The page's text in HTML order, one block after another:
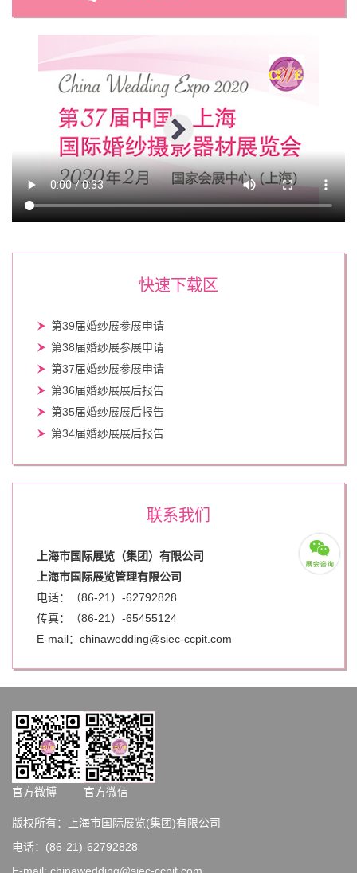
快速下载区
第39届婚纱展参展申请
第38届婚纱展参展申请
第37届婚纱展参展申请
第36届婚纱展展后报告
第35届婚纱展展后报告
第34届婚纱展展后报告
联系我们
上海市国际展览（集团）有限公司
上海市国际展览管理有限公司
电话：（86-21）-62792828
传真：（86-21）-65455124
E-mail：chinawedding@siec-ccpit.com
官方微博 官方微信
版权所有：上海市国际展览(集团)有限公司
电话：(86-21)-62792828
E-mail: chinawedding@siec-ccpit.com